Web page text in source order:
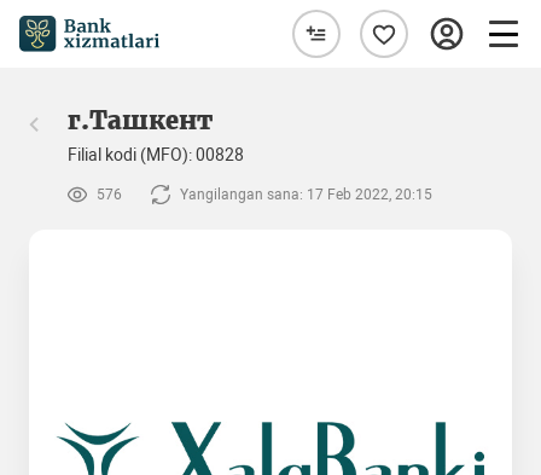
г.Ташкент
Filial kodi (MFO): 00828
576 Yangilangan sana: 17 Feb 2022, 20:15